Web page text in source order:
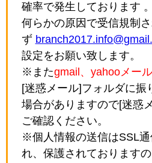
確率で発生しております 。
何らかの原因で受信規制
ず
設定をお願い致します。
※またgmail、yahooメール
[迷惑メール]フォルダに振
場合がありますので[迷惑
ご確認ください。
※個人情報の送信はSSL通
れ、保護されております